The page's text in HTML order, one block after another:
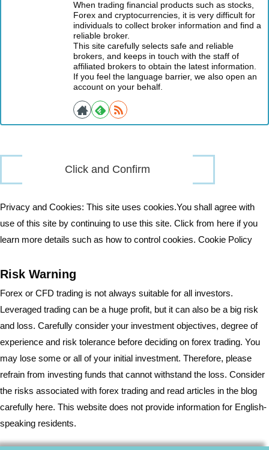
When trading financial products such as stocks,
Forex and cryptocurrencies, it is very difficult for
individuals to collect broker information and find a
reliable broker.
This site carefully selects safe and reliable
brokers, and keeps in touch with the staff of
affiliated brokers to obtain the latest information.
If you feel the language barrier, we also open an
account on your behalf.
Privacy and Cookies: This site uses cookies.You shall agree with
use of this site by continuing to use this site. Click from here if you
learn more details such as how to control cookies. Cookie Policy
Risk Warning
Forex or CFD trading is not always suitable for all investors.
Leveraged trading can be a huge profit, but it can also be a big risk
and loss. Carefully consider your investment objectives, degree of
experience and risk tolerance before deciding on forex trading. You
may lose some or all of your initial investment. Therefore, please
refrain from investing funds that cannot withstand the loss. Consider
the risks associated with forex trading and read articles in the blog
carefully here. This website does not provide information for English-
speaking residents.